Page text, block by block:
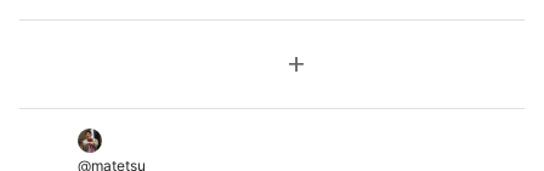
add
@matetsu